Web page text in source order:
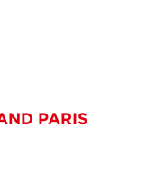
PARIS